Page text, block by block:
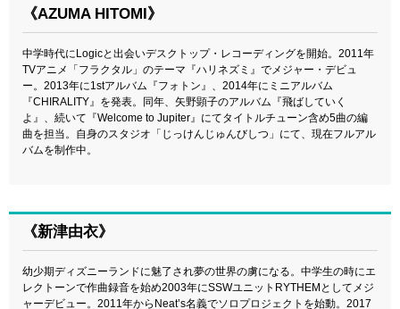
《AZUMA HITOMI》
中学時代にLogicと出会いデスクトップ・レコーディングを開始。2011年
TVアニメ「フラクタル」のテーマ『ハリネズミ』でメジャー・デビュ
ー。2013年に1stアルバム『フォトン』、2014年にミニアルバム
『CHIRALITY』を発表。同年、矢野顕子のアルバム『飛ばしていく
よ』、続いて『Welcome to Jupiter』にてタイトルチューン含め5曲の編
曲を担当。自身のスタジオ「じっけんじゅんびしつ」にて、現在フルアル
バムを制作中。
《新津由衣》
幼少期ディズニーランドに魅了され夢の世界の虜になる。中学生の時にエ
レクトーンで作曲録音を始め2003年にSSWユニットRYTHEMとしてメジ
ャーデビュー。2011年からNeat’s名義でソロプロジェクトを始動。2017